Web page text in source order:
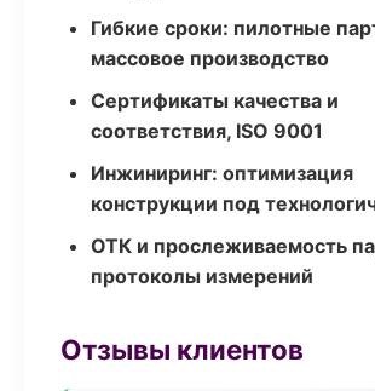
Гибкие сроки: пилотные
массовое производство
Сертификаты качества и
соответствия, ISO 9001
Инжиниринг: оптимизация
конструкции под
ОТК и прослеживаемость
протоколы измерений
Отзывы клиентов